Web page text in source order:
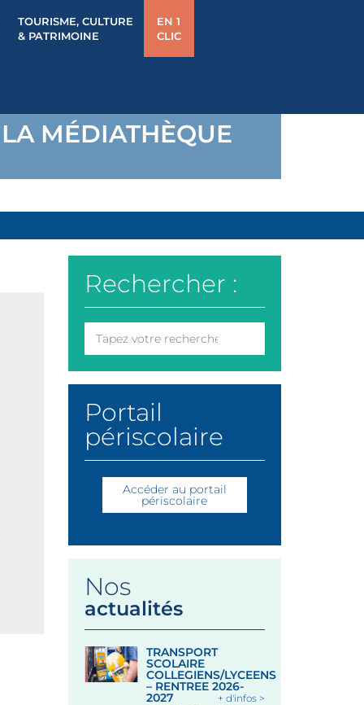
TOURISME, CULTURE
& PATRIMOINE
EN 1
CLIC
MÉDIATHÈQUE
Rechercher :
Portail
périscolaire
Accéder au portail
périscolaire
Nos
actualités
TRANSPORT
SCOLAIRE
COLLEGIENS/LYCEENS
– RENTREE 2026-
2027 + d'infos >